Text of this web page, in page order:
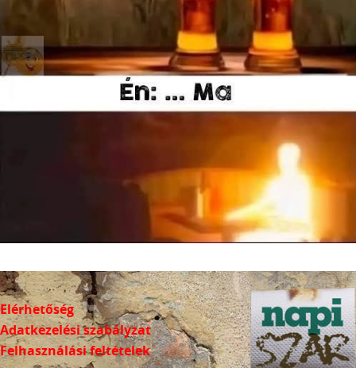
Elérhetőség
Adatkezelési szabályzat
Felhasználási feltételek